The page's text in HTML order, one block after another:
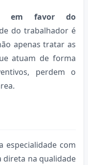
em favor do
do trabalhador é
apenas tratar as
atuam de forma
perdem o
especialidade com
direta na qualidade